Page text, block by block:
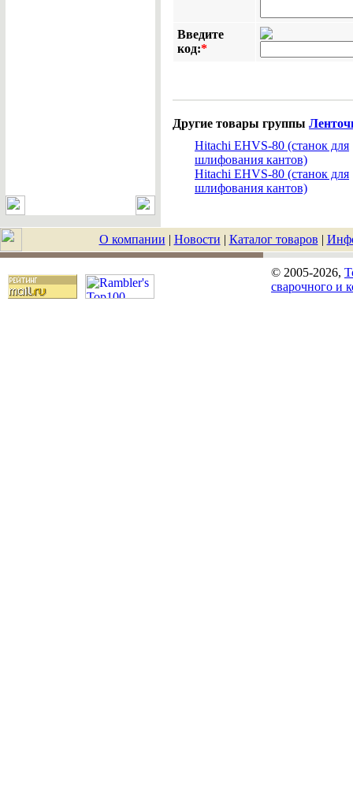
Введите
код:*
Другие товары группы
Hitachi EHVS-80 (станок для
шлифования кантов)
Hitachi EHVS-80 (станок для
шлифования кантов)
О компании | Новости | Каталог товаров |
© 2005-2026,
сварочного и